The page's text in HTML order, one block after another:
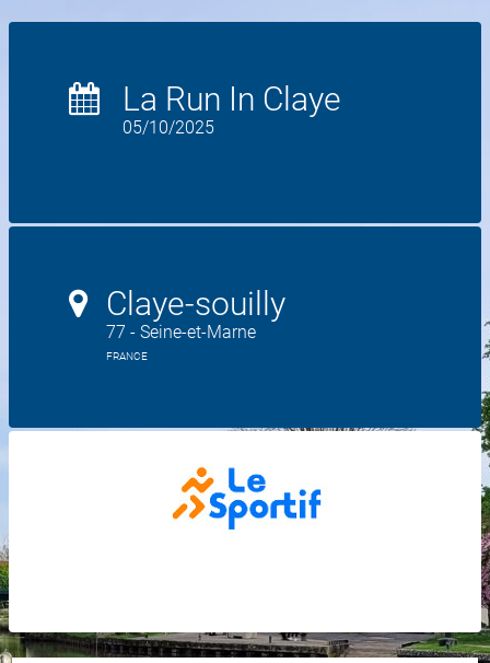
La Run In Claye
05/10/2025
Claye-souilly
77 - Seine-et-Marne
FRANCE